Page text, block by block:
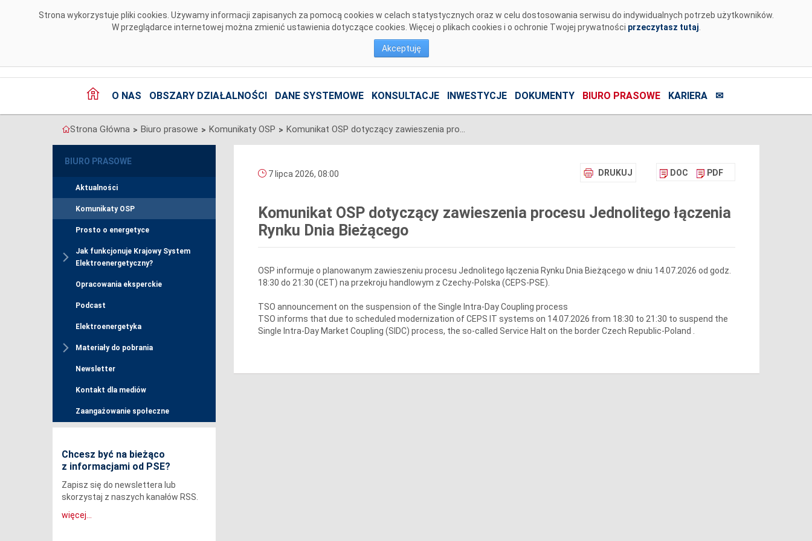
Strona wykorzystuje pliki cookies. Używamy informacji zapisanych za pomocą cookies w celach statystycznych oraz w celu dostosowania serwisu do indywidualnych potrzeb użytkowników.
W przeglądarce internetowej można zmienić ustawienia dotyczące cookies. Więcej o plikach cookies i o ochronie Twojej prywatności przeczytasz tutaj
Akceptuję
O NAS OBSZARY DZIAŁALNOŚCI DANE SYSTEMOWE KONSULTACJE INWESTYCJE DOKUMENTY BIURO PRASOWE KARIERA ✉
Strona Główna > Biuro prasowe > Komunikaty OSP > Komunikat OSP dotyczący zawieszenia procesu Jednolitego łączenia Rynku Dnia Bieżącego
BIURO PRASOWE
Aktualności
Komunikaty OSP
Prosto o energetyce
Jak funkcjonuje Krajowy System
Elektroenergetyczny?
Opracowania eksperckie
Podcast
Elektroenergetyka
Materiały do pobrania
Newsletter
Kontakt dla mediów
Zaangażowanie społeczne
Chcesz być na bieżąco
z informacjami od PSE?
Zapisz się do newslettera lub
skorzystaj z naszych kanałów RSS.
więcej...
DRUKUJ DOC PDF
7 lipca 2026, 08:00
Komunikat OSP dotyczący zawieszenia procesu Jednolitego łączenia
Rynku Dnia Bieżącego
OSP informuje o planowanym zawieszeniu procesu Jednolitego łączenia Rynku Dnia Bieżącego w dniu 14.07.2026 od godz.
18:30 do 21:30 (CET) na przekroju handlowym z Czechy-Polska (CEPS-PSE).
TSO announcement on the suspension of the Single Intra-Day Coupling process
TSO informs that due to scheduled modernization of CEPS IT systems on 14.07.2026 from 18:30 to 21:30 to suspend the
Single Intra-Day Market Coupling (SIDC) process, the so-called Service Halt on the border Czech Republic-Poland .